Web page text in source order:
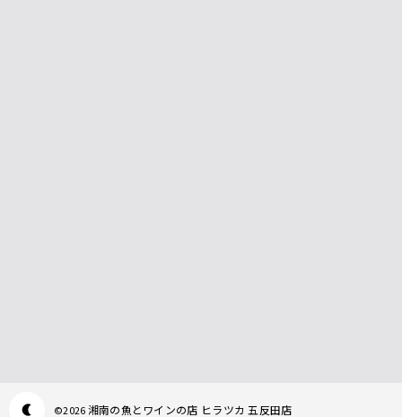
©2026湘南の魚とワインの店 ヒラツカ 五反田店